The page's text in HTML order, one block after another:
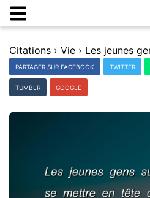
Citations › Vie ›
PARTAGER SUR FACEBOOK TWITTER
TUMBLR GOOGLE